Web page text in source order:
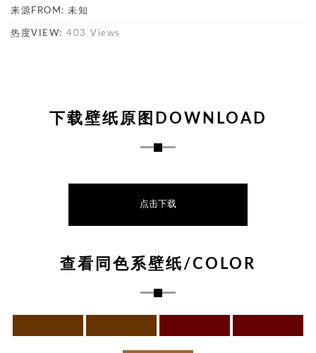
来源FROM: 未知
热度VIEW: 403 Views
下载壁纸原图DOWNLOAD
点击下载
查看同色系壁纸/COLOR